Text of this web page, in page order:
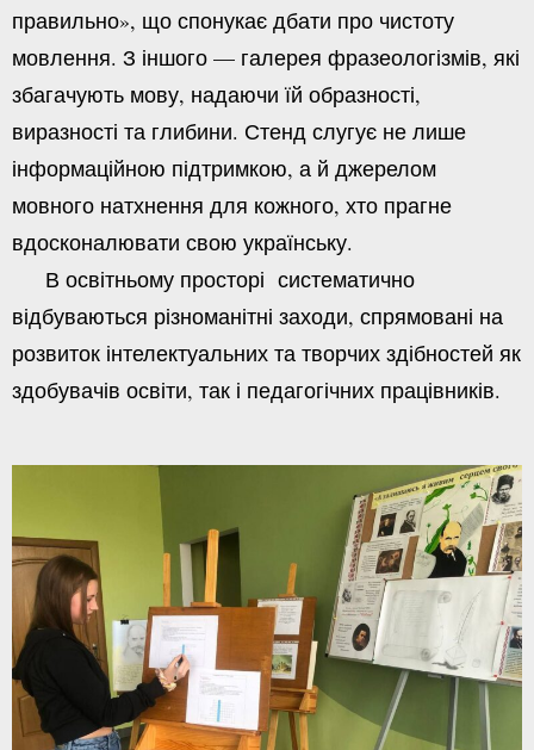
правильно», що спонукає дбати про чистоту
мовлення. З іншого — галерея фразеологізмів, які
збагачують мову, надаючи їй образності,
виразності та глибини. Стенд слугує не лише
інформаційною підтримкою, а й джерелом
мовного натхнення для кожного, хто прагне
вдосконалювати свою українську.
В освітньому просторі систематично
відбуваються різноманітні заходи, спрямовані на
розвиток інтелектуальних та творчих здібностей як
здобувачів освіти, так і педагогічних працівників.